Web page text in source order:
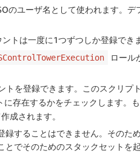
のユーザ名として使われます。デ
トは一度に1つずつしか登録でき
ロール
トを登録できます。このスクリプ
に存在するかをチェックします。
成されます。
することはできません。そのた
でそのためのスタックセットを起